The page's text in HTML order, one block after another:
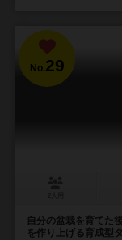
No.29
自分の盆栽を育てた
を作り上げる育成型